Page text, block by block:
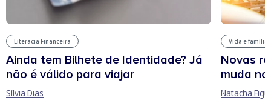
Literacia Financeira
Ainda tem Bilhete de Identidade? Já
não é válido para viajar
Sílvia Dias
Vida e família
Novas
muda
Natacha